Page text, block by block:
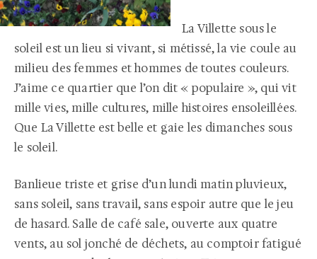
La Villette sous le
soleil est un lieu si vivant, si métissé, la vie coule au
milieu des femmes et hommes de toutes couleurs.
J’aime ce quartier que l’on dit « populaire », qui vit
mille vies, mille cultures, mille histoires ensoleillées.
Que La Villette est belle et gaie les dimanches sous
le soleil.
Banlieue triste et grise d’un lundi matin pluvieux,
sans soleil, sans travail, sans espoir autre que le jeu
de hasard. Salle de café sale, ouverte aux quatre
vents, au sol jonché de déchets, au comptoir fatigué